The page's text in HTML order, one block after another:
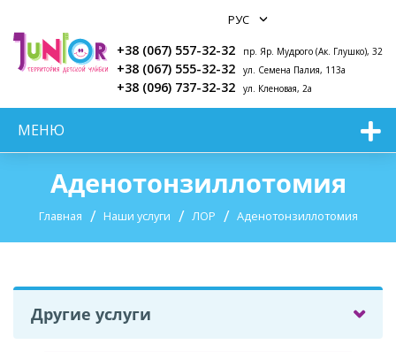
+38 (067) 557-32-32 пр. Яр. Мудрого (Ак. Глушко), 32
+38 (067) 555-32-32 ул. Семена Палия, 113а
+38 (096) 737-32-32 ул. Кленовая, 2а
МЕНЮ
Аденотонзиллотомия
Главная Наши услуги ЛОР Аденотонзиллотомия
Другие услуги